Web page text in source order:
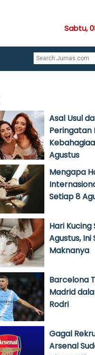
Sabtu,
Asal Usul
Peringatan
Agustus
Mengapa
Setiap 8
Hari Kucing
Agustus, Ini
Maknanya
Barcelona
Madrid
Rodri
Gagal
Arsenal